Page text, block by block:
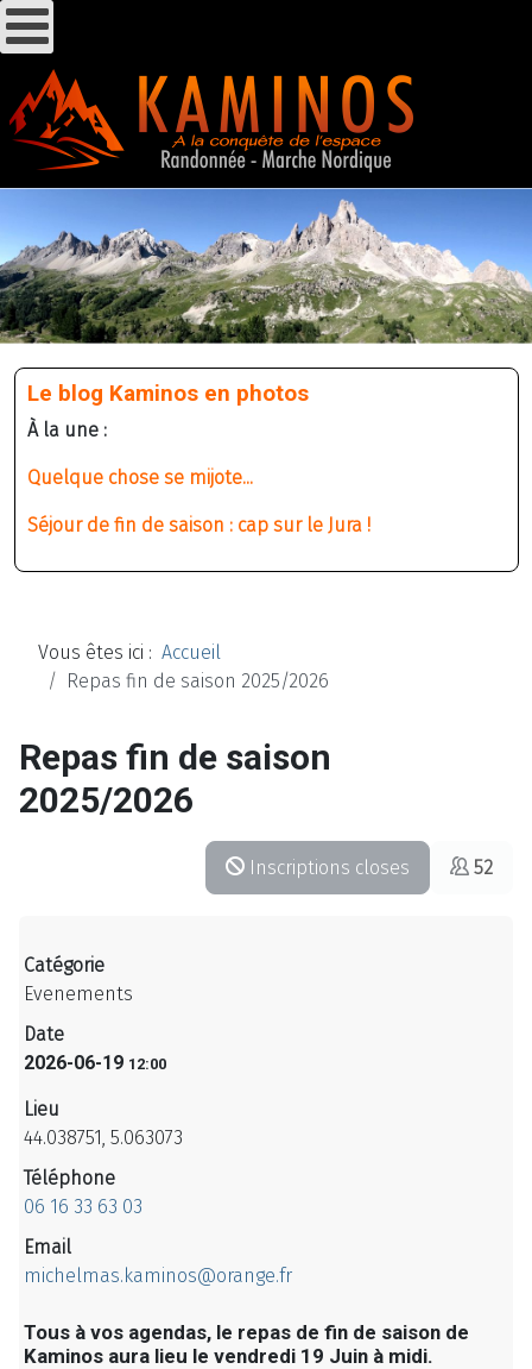
Le blog Kaminos en photos
À la une :
Quelque chose se mijote...
Séjour de fin de saison : cap sur le Jura !
Vous êtes ici : Accueil
Repas fin de saison 2025/2026
Repas fin de saison
2025/2026
Inscriptions closes 52
Catégorie
Evenements
Date
2026-06-19 12:00
Lieu
44.038751, 5.063073
Téléphone
06 16 33 63 03
Email
michelmas.kaminos@orange.fr
Tous à vos agendas, le repas de fin de saison de
Kaminos aura lieu le vendredi 19 Juin à midi.